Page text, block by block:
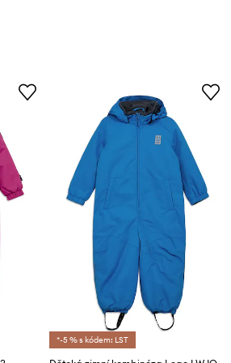
*-5 % s kódem: LST